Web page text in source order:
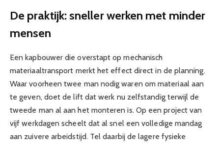
De praktijk: sneller werken met minder
mensen
Een kapbouwer die overstapt op mechanisch
materiaaltransport merkt het effect direct in de planning.
Waar voorheen twee man nodig waren om materiaal aan
te geven, doet de lift dat werk nu zelfstandig terwijl de
tweede man al aan het monteren is. Op een project van
vijf werkdagen scheelt dat al snel een volledige mandag
aan zuivere arbeidstijd. Tel daarbij de lagere fysieke